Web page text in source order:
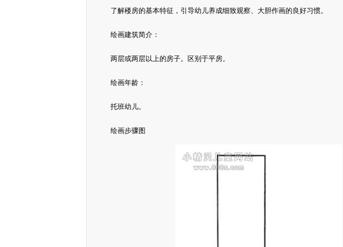
了解楼房的基本特征，引导幼儿养成细致观察、大胆作画的良好习惯。
绘画建筑简介：
两层或两层以上的房子。区别于平房。
绘画年龄：
托班幼儿。
绘画步骤图